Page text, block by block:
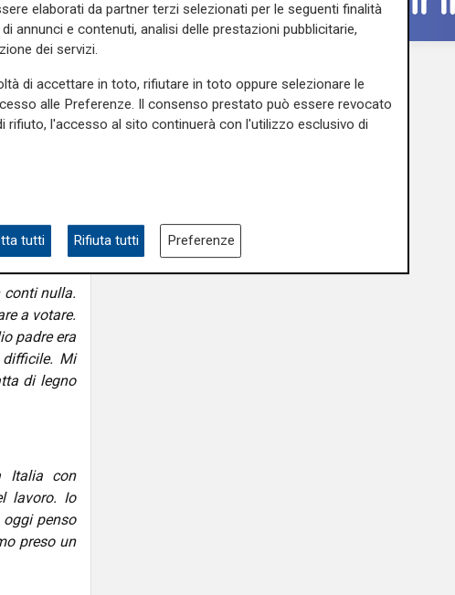
uomini che
ci
qui. Quindi
da
scorie
a
conti nulla.
a votare.
padre era
Mi
di legno
Italia con
lavoro. Io
penso
preso un
elaborati da partner terzi selezionati per le seguenti finalità
annunci e contenuti, analisi delle prestazioni pubblicitarie,
dei servizi.
di accettare in toto, rifiutare in toto oppure selezionare le
alle Preferenze. Il consenso prestato può essere revocato
rifiuto, l'accesso al sito continuerà con l'utilizzo esclusivo di
tutti Rifiuta tutti Preferenze